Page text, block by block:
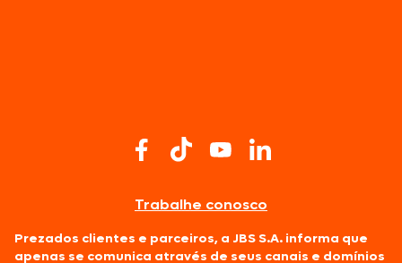
Trabalhe conosco
Prezados clientes e parceiros, a JBS S.A. informa que
apenas se comunica através de seus canais e domínios